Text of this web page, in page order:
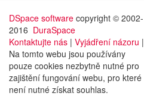
DSpace software copyright © 2002-
2016 DuraSpace
Kontaktujte nás | Vyjádření názoru |
Na tomto webu jsou používány
pouze cookies nezbytně nutné pro
zajištění fungování webu, pro které
není nutné získat souhlas.